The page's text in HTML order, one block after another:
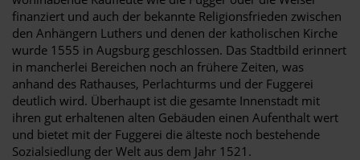
finanziert und auch der bekannte Religionsfrieden zwischen
den Anhängern Luthers und denen der katholischen Kirche
wurde 1555 in Augsburg geschlossen. Das Stadtbild erinnert
in mancherlei Bereichen noch an frühere Zeiten, was
anhand des Rathauses, Perlachturms und der Fuggerei
deutlich wird. Überhaupt ist die gesamte Innenstadt mit
ihren gut erhaltenen alten Gebäuden einen Aufenthalt wert
und bietet mit der Fuggerei die älteste noch bestehende
Sozialsiedlung der Welt aus dem Jahr 1521.